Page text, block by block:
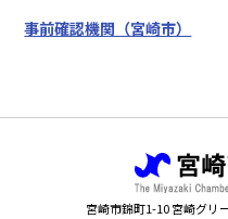
事前確認機関（宮崎市）
宮崎市錦町1-10 宮崎グリ